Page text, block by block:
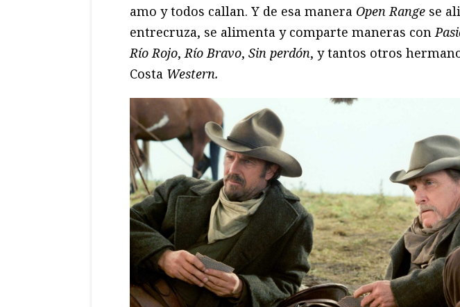
amo y todos callan. Y de esa manera Open Range se
entrecruza, se alimenta y comparte maneras con
Río Rojo,Río Bravo, Sin perdón, y tantos otros
Costa Western.